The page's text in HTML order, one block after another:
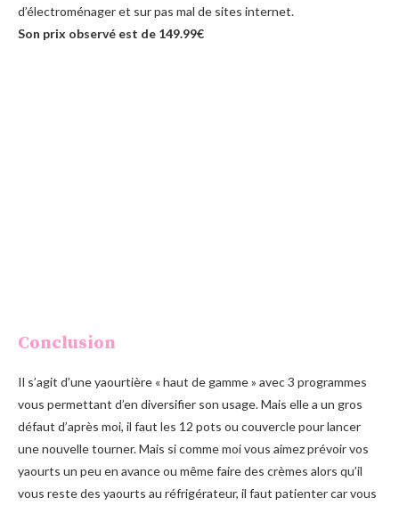
d’électroménager et sur pas mal de sites internet.
Son prix observé est de 149.99€
Conclusion
Il s’agit d’une yaourtière « haut de gamme » avec 3 programmes
vous permettant d’en diversifier son usage. Mais elle a un gros
défaut d’après moi, il faut les 12 pots ou couvercle pour lancer
une nouvelle tourner. Mais si comme moi vous aimez prévoir vos
yaourts un peu en avance ou même faire des crèmes alors qu’il
vous reste des yaourts au réfrigérateur, il faut patienter car vous